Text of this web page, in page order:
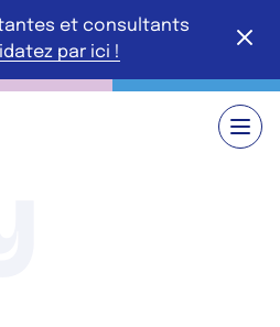
et consultants
par ici !